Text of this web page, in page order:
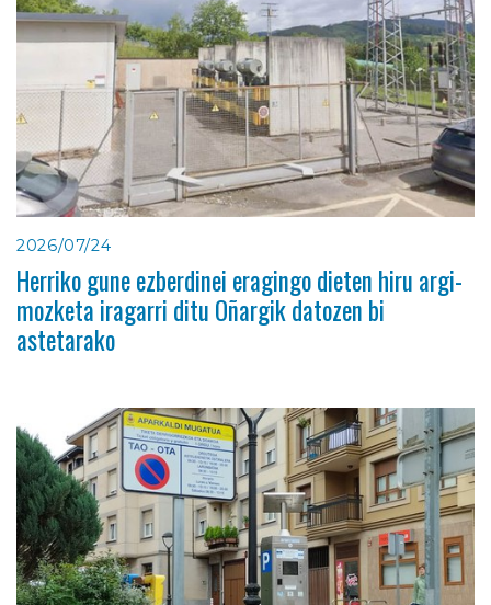
2026/07/24
Herriko gune ezberdinei eragingo dieten hiru argi-
mozketa iragarri ditu Oñargik datozen bi
astetarako